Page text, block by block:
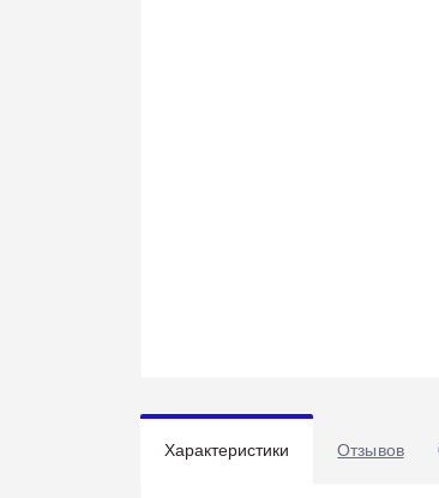
Характеристики Отзывов